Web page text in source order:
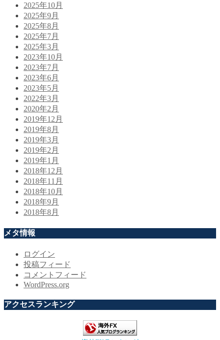
2025年10月
2025年9月
2025年8月
2025年7月
2025年3月
2023年10月
2023年7月
2023年6月
2023年5月
2022年3月
2020年2月
2019年12月
2019年8月
2019年3月
2019年2月
2019年1月
2018年12月
2018年11月
2018年10月
2018年9月
2018年8月
メタ情報
ログイン
投稿フィード
コメントフィード
WordPress.org
アクセスランキング